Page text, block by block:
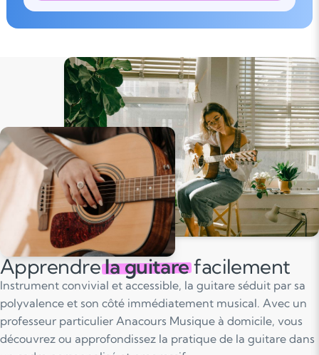
Apprendrela guitarefacilement
Instrument convivial et accessible, la guitare séduit par sa
polyvalence et son côté immédiatement musical. Avec un
professeur particulier Anacours Musique à domicile, vous
découvrez ou approfondissez la pratique de la guitare dans